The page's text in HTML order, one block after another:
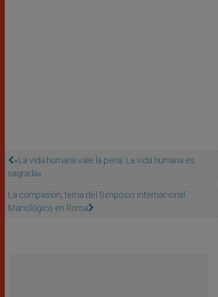
«La vida humana vale la pena. La vida humana es
sagrada»
La compasión, tema del Simposio Internacional
Mariológico en Roma